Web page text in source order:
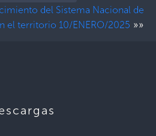
del Sistema Nacional de
el territorio 10/ENERO/2025 »»